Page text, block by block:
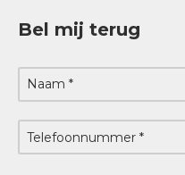
Bel mij terug